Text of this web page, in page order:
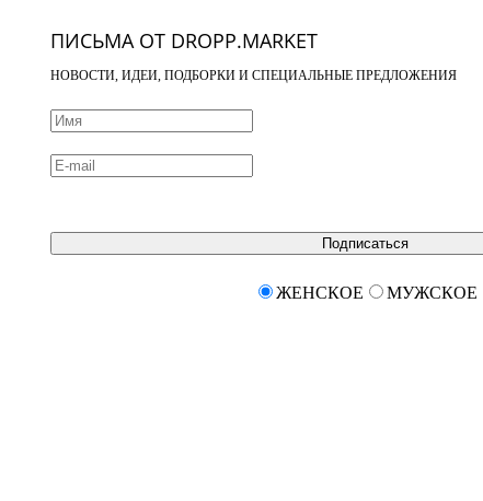
ПИСЬМА ОТ DROPP.MARKET
НОВОСТИ, ИДЕИ, ПОДБОРКИ И СПЕЦИАЛЬНЫЕ ПРЕДЛОЖЕНИЯ
Подписаться
ЖЕНСКОЕ МУЖСКОЕ